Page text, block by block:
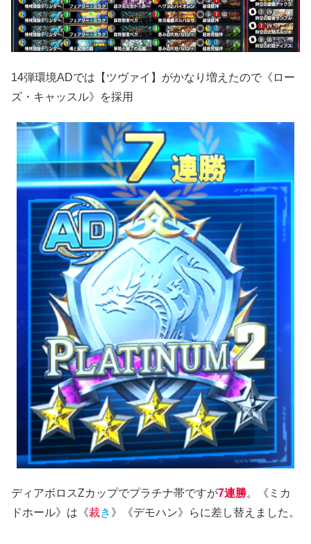
14弾環境ADでは【ツヴァイ】がかなり増えたので《ロー
ズ・キャッスル》を採用
ディアボロスZカップでプラチナ帯ですが7連勝。《ミカ
ドホール》は《裁き 》《デモハン》らに差し替えました。